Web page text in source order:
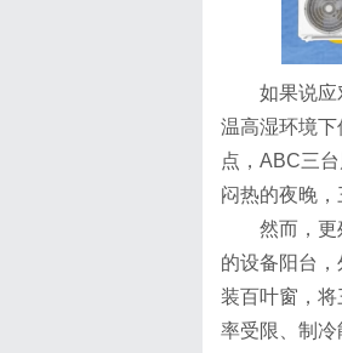
如果说应
温高湿环境
点，ABC三
闷热的夜晚
然而，更
的设备阳台
装百叶窗，
率受限、制